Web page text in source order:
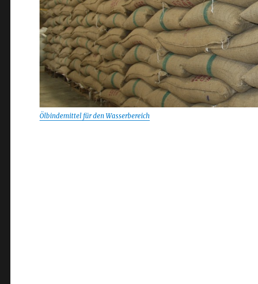
Ölbindemittel für den Wasserbereich